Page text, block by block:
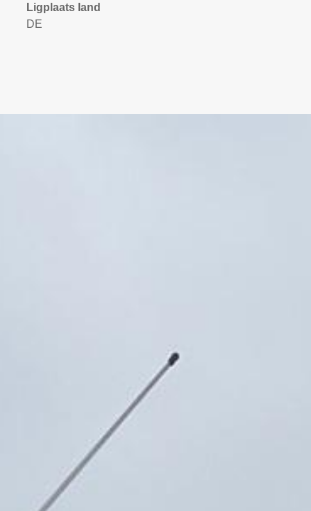
Ligplaats land
DE